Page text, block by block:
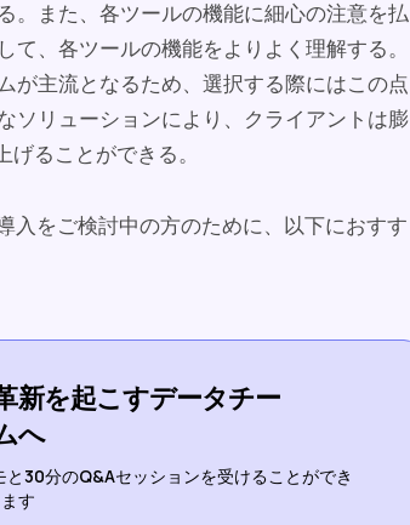
。また、各ツールの機能に細心の注意を払
、各ツールの機能をよりよく理解する。
が主流となるため、選択する際にはこの点
ソリューションにより、クライアントは膨
ることができる。
入をご検討中の方のために、以下におすす
新を起こすデータチー
へ
30分のQ&Aセッションを受けることができ
ます